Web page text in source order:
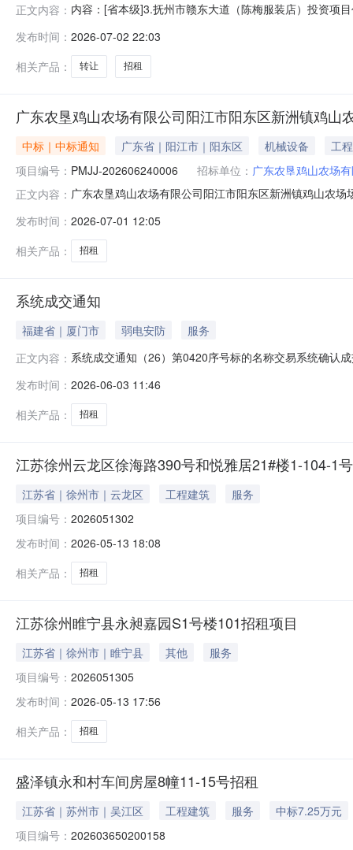
正文内容： 内容：[省本级]3.抚州市赣东大道（陈梅服装店）投资项
抚州市赣东大道（陈梅服装店）转让方名称抚州市文化
2026-
发布时间： 2026-07-02 22:03
相关产品：
转让 招租
广东农垦鸡山农场有限公司阳江市阳东区新洲镇鸡山
中标｜中标通知 广东省｜阳江市｜阳东区 机械设备
工程
项目编号： PMJJ-202606240006 招标单位： 广东农垦鸡山农场
正文内容： 广东农垦鸡山农场有限公司阳江市阳东区新洲镇鸡山农
6755688代理机构名称：广东省机电设备招标中心有限
6634
发布时间： 2026-07-01 12:05
相关产品：
招租
系统成交通知
福建省｜厦门市 弱电安防
服务
正文内容： 系统成交通知（26）第0420序号标的名称交易系统确认
发布时间： 2026-06-03 11:46
相关产品：
招租
江苏徐州云龙区徐海路390号和悦雅居21#楼1-104-1
江苏省｜徐州市｜云龙区 工程建筑
服务
项目编号： 2026051302
发布时间： 2026-05-13 18:08
相关产品：
招租
江苏徐州睢宁县永昶嘉园S1号楼101招租项目
江苏省｜徐州市｜睢宁县 其他
服务
项目编号： 2026051305
发布时间： 2026-05-13 17:56
相关产品：
招租
盛泽镇永和村车间房屋8幢11-15号招租
江苏省｜苏州市｜吴江区 工程建筑 服务
中标7.25万元
项目编号： 202603650200158